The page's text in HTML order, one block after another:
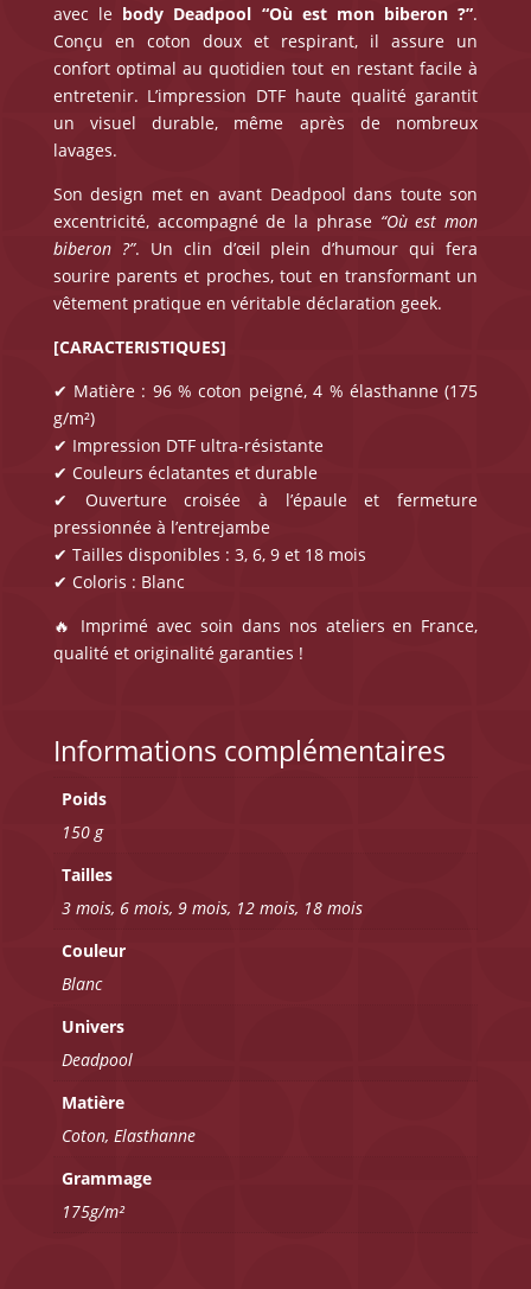
avec le body Deadpool “Où est mon biberon ?”.
Conçu en coton doux et respirant, il assure un
confort optimal au quotidien tout en restant facile à
entretenir. L’impression DTF haute qualité garantit
un visuel durable, même après de nombreux
lavages.
Son design met en avant Deadpool dans toute son
excentricité, accompagné de la phrase “Où est mon
biberon ?”. Un clin d’œil plein d’humour qui fera
sourire parents et proches, tout en transformant un
vêtement pratique en véritable déclaration geek.
[CARACTERISTIQUES]
✔ Matière : 96 % coton peigné, 4 % élasthanne (175
g/m²)
✔ Impression DTF ultra-résistante
✔ Couleurs éclatantes et durable
✔ Ouverture croisée à l’épaule et fermeture
pressionnée à l’entrejambe
✔ Tailles disponibles : 3, 6, 9 et 18 mois
✔ Coloris : Blanc
🔥 Imprimé avec soin dans nos ateliers en France,
qualité et originalité garanties !
Informations complémentaires
Poids
150 g
Tailles
3 mois, 6 mois, 9 mois, 12 mois, 18 mois
Couleur
Blanc
Univers
Deadpool
Matière
Coton, Elasthanne
Grammage
175g/m²